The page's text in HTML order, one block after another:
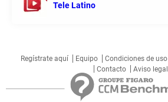
Tele Latino
Regístrate aquí Equipo Condiciones de uso
Contacto
Aviso legal